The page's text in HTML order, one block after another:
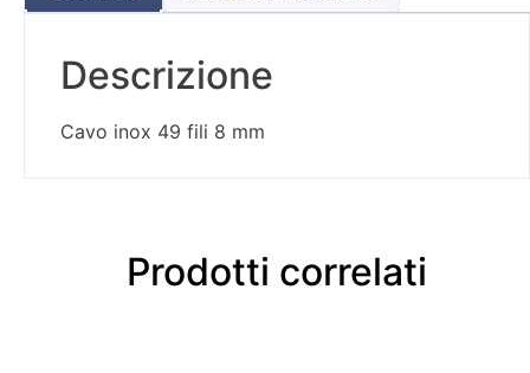
Descrizione
Cavo inox 49 fili 8 mm
Prodotti correlati